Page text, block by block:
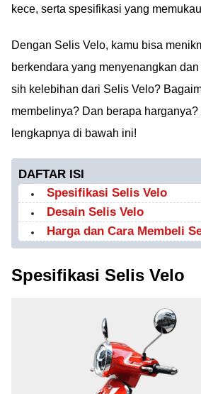
kece, serta spesifikasi yang
Dengan Selis Velo, kamu bisa
berkendara yang menyenangkan
sih kelebihan dari Selis Velo?
membelinya? Dan berapa
lengkapnya di bawah ini!
DAFTAR ISI
Spesifikasi Selis Velo
Desain Selis Velo
Harga dan Cara Membeli
Spesifikasi Selis Velo